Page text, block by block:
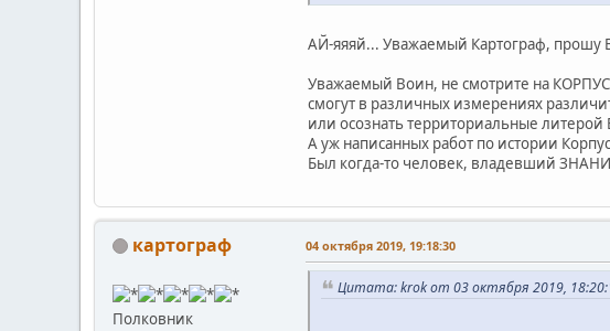
АЙ-яяяй... Уважаемый Картограф, прошу
Уважаемый Воин, не смотрите на
смогут в различных измерениях
или осознать территориальные
А уж написанных работ по истории
Был когда-то человек, владевший
картограф
Полковник
04 октября 2019, 19:18:30
Цитата: krok от 03 октября 2019,